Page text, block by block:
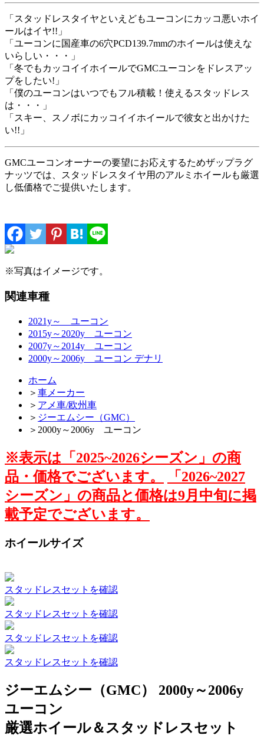
「スタッドレスタイヤといえどもユーコンにカッコ悪いホイ
ールはイヤ!!」
「ユーコンに国産車の6穴PCD139.7mmのホイールは使えな
いらしい・・・」
「冬でもカッコイイホイールでGMCユーコンをドレスアッ
プをしたい!」
「僕のユーコンはいつでもフル積載！使えるスタッドレス
は・・・」
「スキー、スノボにカッコイイホイールで彼女と出かけた
い!!」
GMCユーコンオーナーの要望にお応えするためザップラグ
ナッツでは、スタッドレスタイヤ用のアルミホイールも厳選
し低価格でご提供いたします。
※写真はイメージです。
関連車種
2021y～ ユーコン
2015y～2020y ユーコン
2007y～2014y ユーコン
2000y～2006y ユーコン デナリ
ホーム
＞ 車メーカー
＞ アメ車/欧州車
＞ ジーエムシー（GMC）
＞ 2000y～2006y ユーコン
※表示は「2025~2026シーズン」の商
品・価格でございます。
「2026~2027
シーズン」の商品と価格は9月中旬に掲
載予定でございます。
ホイールサイズ
スタッドレスセットを確認
スタッドレスセットを確認
スタッドレスセットを確認
スタッドレスセットを確認
ジーエムシー（GMC） 2000y～2006y
ユーコン
厳選ホイール＆スタッドレスセット